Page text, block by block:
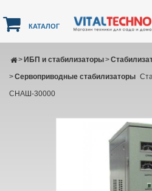
КАТАЛОГ
ИБП и стабилизаторы
>
>
Сервоприводные стабилизаторы
>
СНАШ-30000